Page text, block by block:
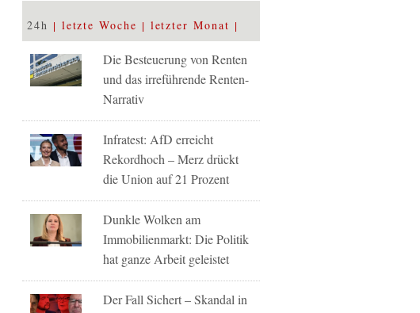
24h letzte Woche letzter Monat
Die Besteuerung von Renten
und das irreführende Renten-
Narrativ
Infratest: AfD erreicht
Rekordhoch – Merz drückt
die Union auf 21 Prozent
Dunkle Wolken am
Immobilienmarkt: Die Politik
hat ganze Arbeit geleistet
Der Fall Sichert – Skandal in